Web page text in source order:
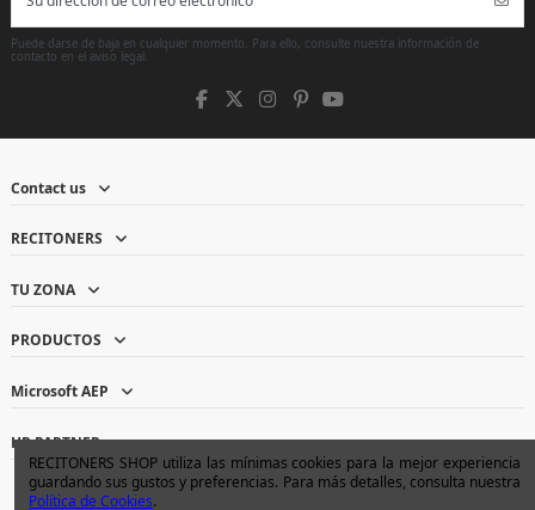
Puede darse de baja en cualquier momento. Para ello, consulte nuestra información de
contacto en el aviso legal.
Contact us
RECITONERS
TU ZONA
PRODUCTOS
Microsoft AEP
HP PARTNER
RECITONERS SHOP utiliza las mínimas cookies para la mejor experiencia
guardando sus gustos y preferencias. Para más detalles, consulta nuestra
Política de Cookies.